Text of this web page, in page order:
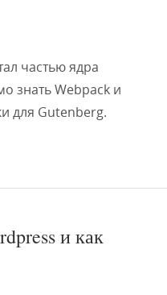
частью ядра
знать Webpack и
для Gutenberg.
и как